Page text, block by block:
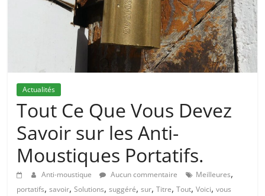
Actualités
Tout Ce Que Vous Devez
Savoir sur les Anti-
Moustiques Portatifs.
Anti-moustique Aucun commentaire Meilleures,
portatifs,savoir,Solutions,suggéré,sur,Titre,Tout,Voici,vous